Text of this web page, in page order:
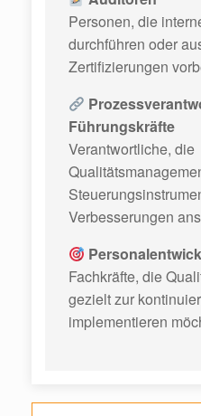
Personen, die
durchführen oder
Zertifizierungen
Führungskräfte
Verantwortliche, die
Verbesserungen
Fachkräfte, die
gezielt zur
implementieren